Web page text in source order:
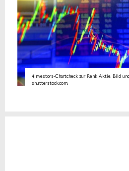
4investors-Chartcheck zur Renk Aktie. Bild
shutterstock.com.